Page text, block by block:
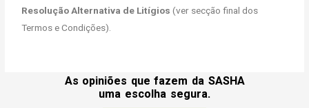
Resolução Alternativa de Litígios (ver secção final dos
Termos e Condições).
As opiniões que fazem da SASHA
uma escolha segura.